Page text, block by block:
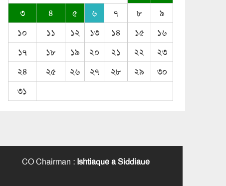
৩
৪ ৫ ৬ ৭ ৮
৯
১০
১১ ১২ ১৩ ১৪ ১৫
১৬
১৭
১৮ ১৯ ২০ ২১ ২২
২৩
২৪
২৫ ২৬ ২৭ ২৮ ২৯
৩০
৩১
CO Chairman : Ishtiaque a Siddiaue